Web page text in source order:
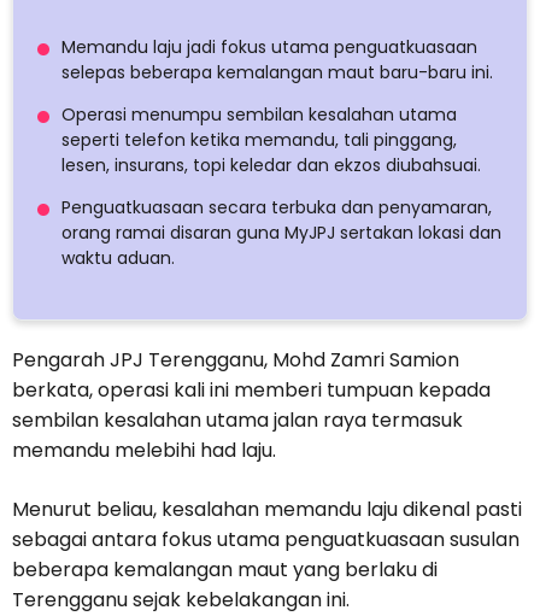
Memandu laju jadi fokus utama penguatkuasaan
selepas beberapa kemalangan maut baru-baru ini.
Operasi menumpu sembilan kesalahan utama
seperti telefon ketika memandu, tali pinggang,
lesen, insurans, topi keledar dan ekzos diubahsuai.
Penguatkuasaan secara terbuka dan penyamaran,
orang ramai disaran guna MyJPJ sertakan lokasi dan
waktu aduan.
Pengarah JPJ Terengganu, Mohd Zamri Samion
berkata, operasi kali ini memberi tumpuan kepada
sembilan kesalahan utama jalan raya termasuk
memandu melebihi had laju.
Menurut beliau, kesalahan memandu laju dikenal pasti
sebagai antara fokus utama penguatkuasaan susulan
beberapa kemalangan maut yang berlaku di
Terengganu sejak kebelakangan ini.